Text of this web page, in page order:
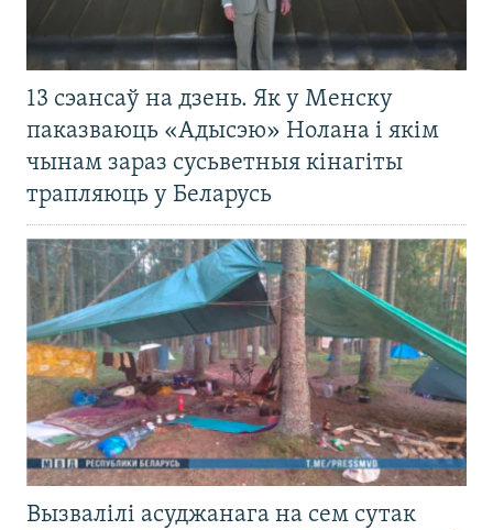
13 сэансаў на дзень. Як у Менску
паказваюць «Адысэю» Нолана і якім
чынам зараз сусьветныя кінагіты
трапляюць у Беларусь
Вызвалілі асуджанага на сем сутак